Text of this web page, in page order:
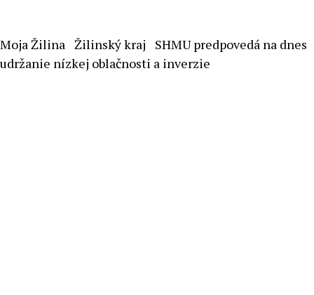
Moja Žilina Žilinský kraj
SHMU predpovedá na dnes
udržanie nízkej oblačnosti a inverzie